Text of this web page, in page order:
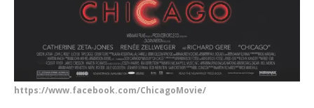
https://www.facebook.com/ChicagoMovie/